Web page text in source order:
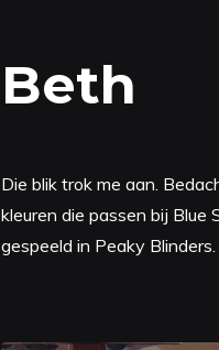
Beth
Die blik trok me aan.
kleuren die passen bij Blue
gespeeld in Peaky Blinders.